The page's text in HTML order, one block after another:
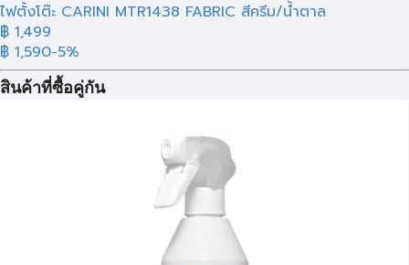
ไฟตั้งโต๊ะ CARINI MTR1438 FABRIC สีครีม/น้ำตาล
฿ 1,499
฿ 1,590-5%
สินค้าที่ซื้อคู่กัน